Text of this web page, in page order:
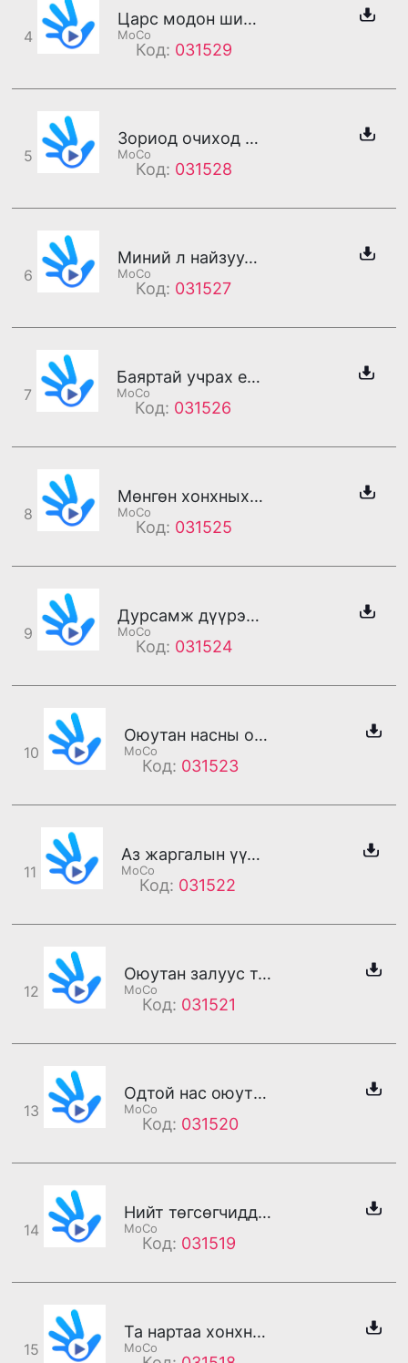
4
Царс модон ширээ элэгдэх нэгэн цагт (эр)
MoCo
Код: 031529
5
Зориод очиход тосоод угтах миний найзууд (эр)
MoCo
Код: 031528
6
Миний л найзууд (эр)
MoCo
Код: 031527
7
Баяртай учрах ерөөлийг ангийн андууддаа ерөөе (эр)
MoCo
Код: 031526
8
Мөнгөн хонхныхоо сүүлчийн жингэнээнээр (эр)
MoCo
Код: 031525
9
Дурсамж дүүрэн өдрөө нандигнаж яваарай (эр)
MoCo
Код: 031524
10
Оюутан насны оргил үе (эм)
MoCo
Код: 031523
11
Аз жаргалын үүд хүн бүхэнд нээлттэй (эм)
MoCo
Код: 031522
12
Оюутан залуус та бүхэндээ баярын мэнд хүргэе (эм)
MoCo
Код: 031521
13
Одтой нас оюутных байдаг (эм)
MoCo
Код: 031520
14
Нийт төгсөгчиддөө баярын мэнд хүргэе (эм)
MoCo
Код: 031519
15
Та нартаа хонхны баярын мэнд хүргэе (эм)
MoCo